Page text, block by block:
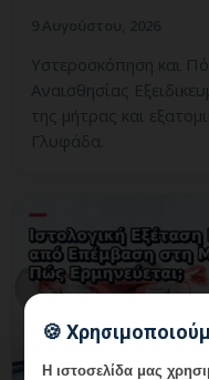
Υστεροσκόπηση και
Αναισθησίας
της μήτρας και
Γλυφάδα.
🍪
Η ιστοσελίδα μας